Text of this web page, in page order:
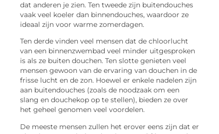
dat anderen je zien. Ten tweede zijn buitendouches
vaak veel koeler dan binnendouches, waardoor ze
ideaal zijn voor warme zomerdagen.
Ten derde vinden veel mensen dat de chloorlucht
van een binnenzwembad veel minder uitgesproken
is als ze buiten douchen. Ten slotte genieten veel
mensen gewoon van de ervaring van douchen in de
frisse lucht en de zon. Hoewel er enkele nadelen zijn
aan buitendouches (zoals de noodzaak om een
slang en douchekop op te stellen), bieden ze over
het geheel genomen veel voordelen.
De meeste mensen zullen het erover eens zijn dat er